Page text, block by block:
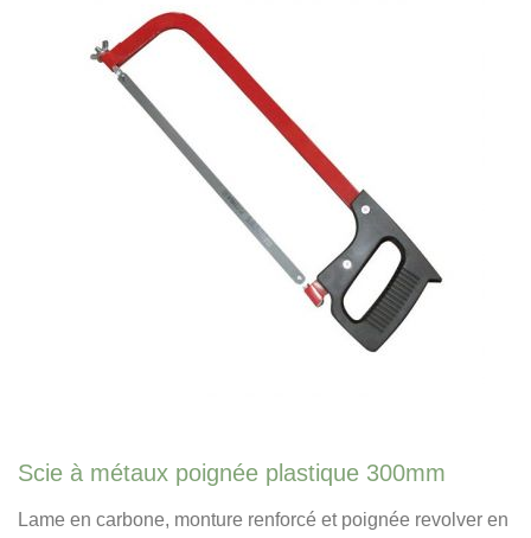
Scie à métaux poignée plastique 300mm
Lame en carbone, monture renforcé et poignée revolver en